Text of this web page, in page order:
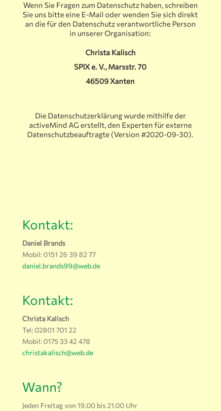
Wenn Sie Fragen zum Datenschutz haben, schreiben
Sie uns bitte eine E-Mail oder wenden Sie sich direkt
an die für den Datenschutz verantwortliche Person
in unserer Organisation:
Christa Kalisch
SPIX e. V., Marsstr. 70
46509 Xanten
Die Datenschutzerklärung wurde mithilfe der
activeMind AG erstellt, den Experten für externe
Datenschutzbeauftragte (Version #2020-09-30).
Kontakt:
Daniel Brands
Mobil: 0151 26 39 82 77
daniel.brands99@web.de
Kontakt:
Christa Kalisch
Tel: 02801 701 22
Mobil: 0175 33 42 478
christakalisch@web.de
Wann?
Jeden Freitag von 19.00 bis 21.00 Uhr